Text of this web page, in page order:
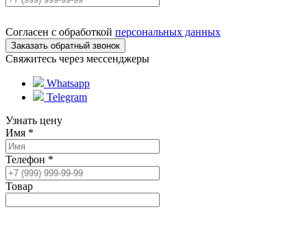
Согласен с обработкой персональных данных
Свяжитесь через мессенджеры
Whatsapp
Telegram
Узнать цену
Имя *
Телефон *
Товар